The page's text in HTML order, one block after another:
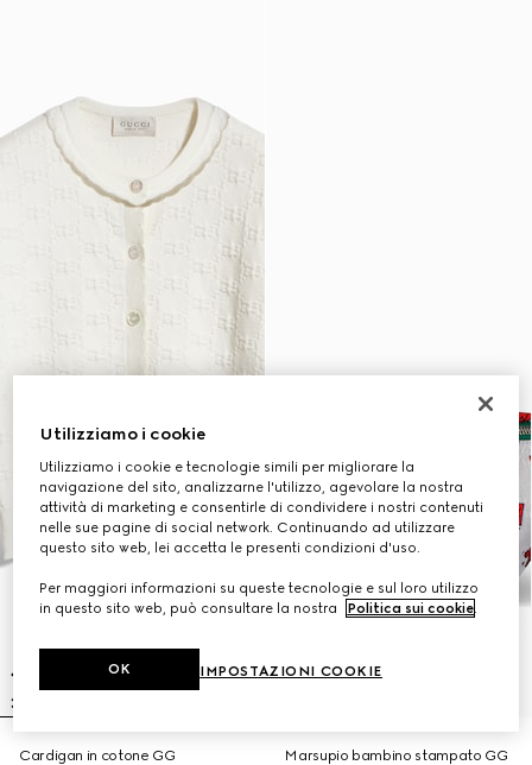
Cardigan in cotone GG
Marsupio bambino stampato GG
Utilizziamo i cookie
Utilizziamo i cookie e tecnologie simili per migliorare la
navigazione del sito, analizzarne l'utilizzo, agevolare la nostra
attività di marketing e consentirle di condividere i nostri contenuti
nelle sue pagine di social network. Continuando ad utilizzare
questo sito web, lei accetta le presenti condizioni d'uso.
Per maggiori informazioni su queste tecnologie e sul loro utilizzo
in questo sito web, può consultare la nostra
Politica sui cookie.
IMPOSTAZIONI COOKIE
OK